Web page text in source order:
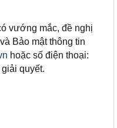
vướng mắc, đề nghị
Bảo mật thông tin
hoặc số điện thoại:
quyết.